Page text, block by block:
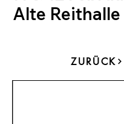
Alte Reithalle
ZURÜCK